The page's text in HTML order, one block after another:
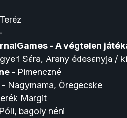
-
- A végtelen
Sára, Arany édesanyja /
- Pimenczné
- Nagymama, Öregecske
Margit
bagoly néni